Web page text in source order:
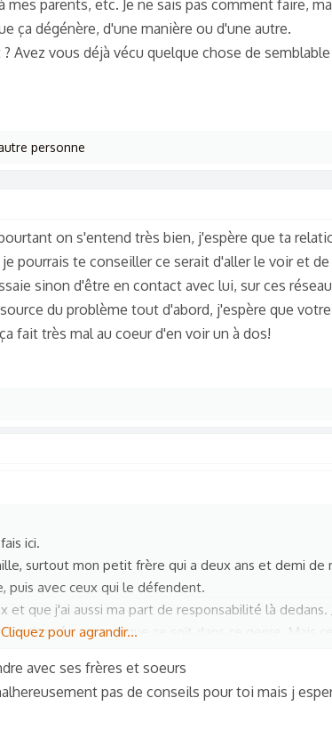
parents, etc. Je ne sais pas comment faire,
ça dégénère, d'une manière ou d'une autre.
Avez vous déjà vécu quelque chose de semblable
personne
on s'entend très bien, j'espère que ta
pourrais te conseiller ce serait d'aller le voir et
sinon d'être en contact avec lui, sur ces
du problème tout d'abord, j'espère que
fait très mal au coeur d'en voir un à dos!
ici.
surtout mon petit frère qui a deux ans et demi de
puis avec ceux qui le défendent.
et que j'ai aussi ma part de responsabilité là dedans.
ou quoi que ce soit dans ce genre. Mais
mal. Quand je pense à lui, j'ai toujours une
se crier dessus. Il me mine le moral et dès que je
choses. J'ai déjà fait une tentative de suicide suite à
Cliquez pour agrandir...
avec ses frères et soeurs
pas de conseils pour toi mais j